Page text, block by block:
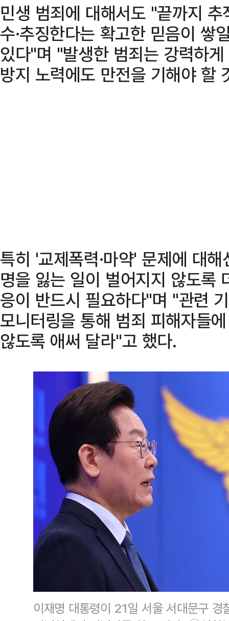
민생 범죄에 대해서도 "끝까지
수·추징한다는 확고한 믿음이 쌓
있다"며 "발생한 범죄는 강력하
방지 노력에도 만전을 기해야 할
특히 '교제폭력·마약' 문제에 대
명을 잃는 일이 벌어지지 않도록
응이 반드시 필요하다"며 "관련
모니터링을 통해 범죄 피해자들
않도록 애써 달라"고 했다.
이재명 대통령이 21일 서울 서대문구